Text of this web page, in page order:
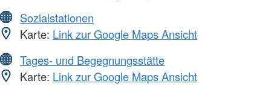
Sozialstationen
Karte: Link zur Google Maps Ansicht
Tages- und Begegnungsstätte
Karte: Link zur Google Maps Ansicht